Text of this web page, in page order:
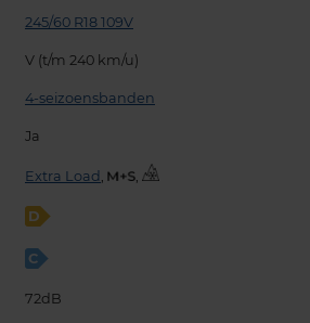
245/60 R18 109V
V (t/m 240 km/u)
4-seizoensbanden
Ja
Extra Load , ,
D
C
72dB